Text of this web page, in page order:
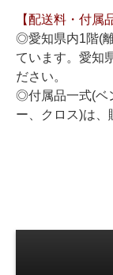
調律
修理
タッチ・音色の調
ピアノクリーニ
【配送料・付属
◎愛知県内1階(
ています。愛知
ださい。
◎付属品一式(ベ
ー、クロス)は、